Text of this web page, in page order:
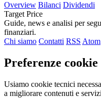
Overview Bilanci Dividendi
Target Price
Guide, news e analisi per
finanziari.
Chi siamo Contatti RSS Atom
Preferenze cookie
Usiamo cookie tecnici
a migliorare contenuti e